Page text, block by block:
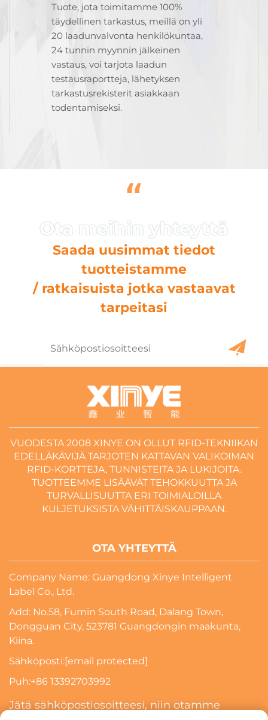
Tuote, jota toimitamme 100%
täydellinen tarkastus, meillä on yli
20 laadunvalvonta henkilökuntaa,
24 tunnin myynnin jälkeinen
vastaus, voi tarjota laadun
testausraportteja, lähetyksen
tarkastusrekisterit asiakkaan
todentamiseksi.
“
Saada uusimmat tiedot
tuotteistamme
/ ratkaisuista jotka vastaavat
tarpeitasi
VUODESTA 2008 XINYE ON OLLUT RFID-TEKNIIKAN
EDELLÄKÄVIJÄ TARJOTEN KATTAVAN VALIKOIMAN
RFID-KORTTEJA, TUNNISTEITA JA LUKIJOITA.
TUOTTEEMME LISÄÄVÄT TEHOKKUUTTA JA
TURVALLISUUTTA ERI TOIMIALOILLA
KULJETUKSISTA VÄHITTÄISKAUPPAAN.
OTA YHTEYTTÄ
Company Name: Guangdong Xinye Intelligent
Label Co., Ltd.
Add: No.58, Fumin South Road, Dalang Town,
Dongguan City, 523781 Guangdongin maakunta,
Kiina.
Sähköposti:[email protected]
Puh:+86 13392703992
Jätä sähköpostiosoitteesi, niin otamme